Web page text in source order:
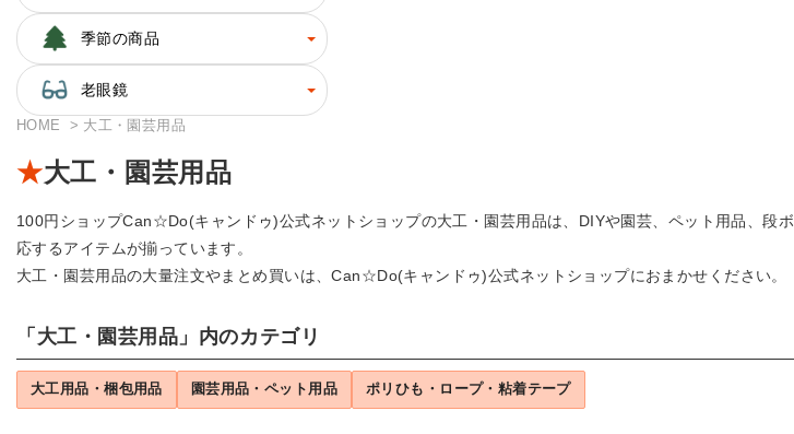
HOME 大工・園芸用品
大工・園芸用品
100円ショップCan☆Do(キャンドゥ)公式ネットショップの大工・園芸用品は、DIYや園芸、ペット用品、段
応するアイテムが揃っています。
大工・園芸用品の大量注文やまとめ買いは、Can☆Do(キャンドゥ)公式ネットショップにおまかせください。
「大工・園芸用品」内のカテゴリ
大工用品・梱包用品 園芸用品・ペット用品 ポリひも・ロープ・粘着テープ
季節の商品
老眼鏡